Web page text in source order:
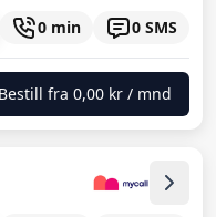
0 min 0 SMS
Bestill fra 0,00 kr / mnd